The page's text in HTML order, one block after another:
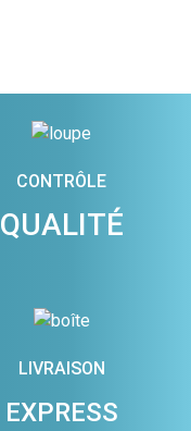
CONTRÔLE
QUALITÉ
LIVRAISON
EXPRESS